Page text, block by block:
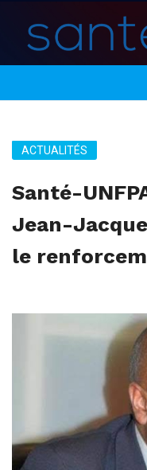
ACTUALITÉS
Santé-
Jean-
le